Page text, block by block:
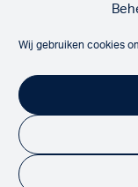
Wij gebruiken cookies
Onze partners
Volg ons